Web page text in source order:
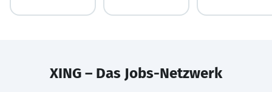
XING – Das Jobs-Netzwerk